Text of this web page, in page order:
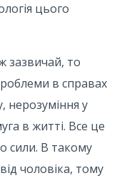
цього
зазвичай, то
в справах
нерозуміння у
в житті. Все це
сили. В такому
чоловіка, тому